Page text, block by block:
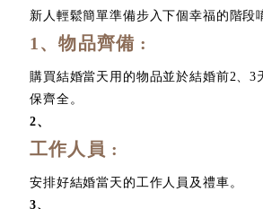
新人輕鬆簡單準備步入下個幸福的階段
1、物品齊備 :
購買結婚當天用的物品並於結婚前2、3
保齊全。
2、
工作人員 :
安排好結婚當天的工作人員及禮車。
3、